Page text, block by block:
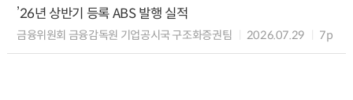
’26년 상반기 등록 ABS 발행 실적
금융위원회 금융감독원 기업공시국 구조화증권팀 2026.07.29 7p